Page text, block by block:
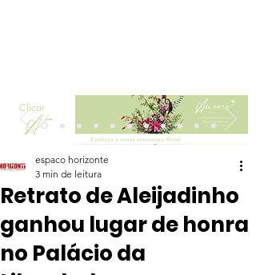
Clicar
Retrato de Aleijadinho
ganhou lugar de honra
no Palácio da
espaco horizonte
3 min de leitura